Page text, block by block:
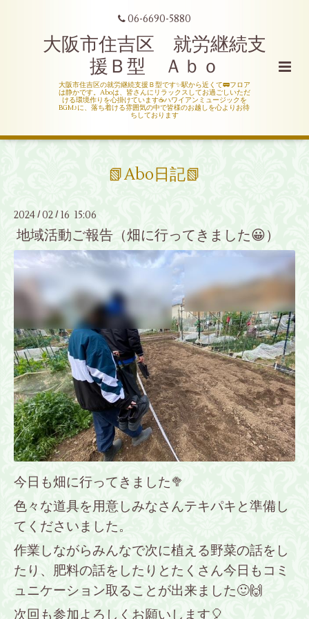
06-6690-5880
大阪市住吉区 就労継続支
援Ｂ型 Ａｂｏ
大阪市住吉区の就労継続支援Ｂ型です✨駅から近くて🚃フロア
は静かです。Aboは、皆さんにリラックスしてお過ごしいただ
ける環境作りを心掛けています☕ハワイアンミュージックを
BGM♪に、落ち着ける雰囲気の中で皆様のお越しを心よりお待
ちしております
📗Abo日記📗
2024 / 02 / 16 15:06
地域活動ご報告（畑に行ってきました😀）
今日も畑に行ってきました🥦
色々な道具を用意しみなさんテキパキと準備し
てくださいました。
作業しながらみんなで次に植える野菜の話をし
たり、肥料の話をしたりとたくさん今日もコミ
ュニケーション取ることが出来ました🙂🙌
次回も参加よろしくお願いします🎈